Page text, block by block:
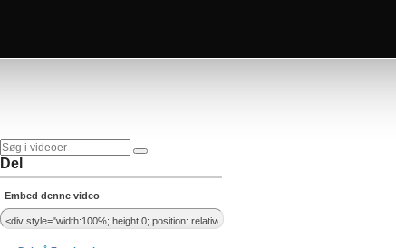
Del
Embed denne video